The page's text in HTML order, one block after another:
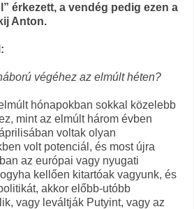
érkezett, a vendég pedig ezen a
Anton.
végéhez az elmúlt héten?
hónapokban sokkal közelebb
mint az elmúlt három évben
voltak olyan
volt potenciál, és most újra
az európai vagy nyugati
kellően kitartóak vagyunk, és
akkor előbb-utóbb
vagy leváltják Putyint, vagy az